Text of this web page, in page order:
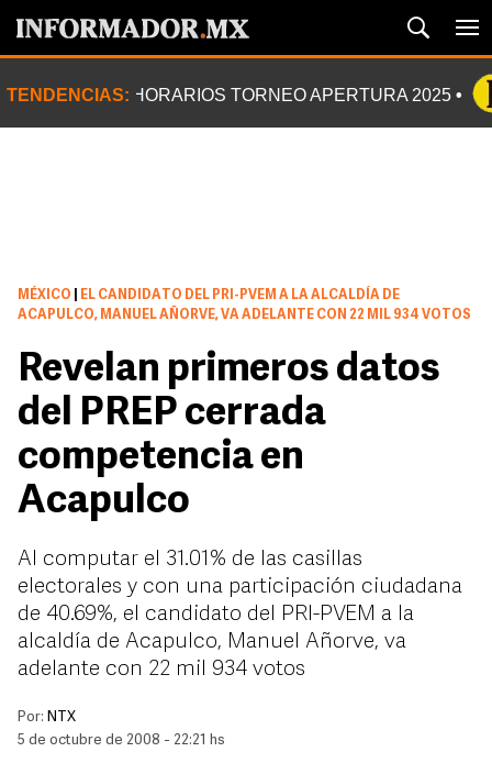
TENDENCIAS: HORARIOS TORNEO APERTURA 2025
MÉXICO
EL CANDIDATO DEL PRI-PVEM A LA ALCALDÍA DE
ACAPULCO, MANUEL AÑORVE, VA ADELANTE CON 22 MIL 934 VOTOS
Revelan primeros datos
del PREP cerrada
competencia en
Acapulco
Al computar el 31.01% de las casillas
electorales y con una participación ciudadana
de 40.69%, el candidato del PRI-PVEM a la
alcaldía de Acapulco, Manuel Añorve, va
adelante con 22 mil 934 votos
Por: NTX
5 de octubre de 2008 - 22:21 hs